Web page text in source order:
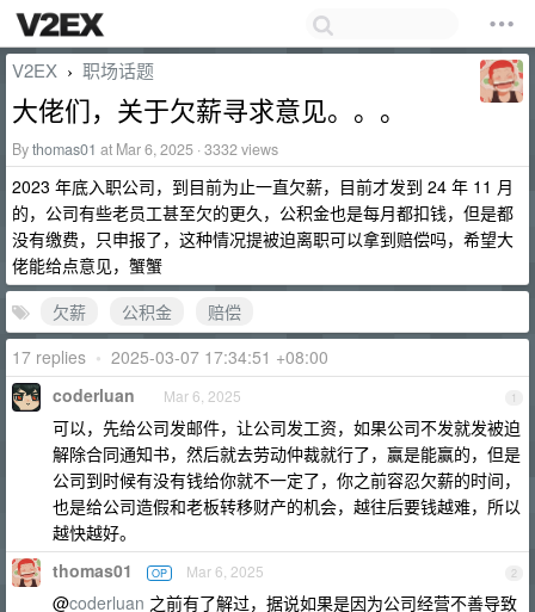
V2EX › 职场话题
大佬们，关于欠薪寻求意见。。。
Bythomas01 at Mar 6, 2025 · 3332 views
2023 年底入职公司，到目前为止一直欠薪，目前才发到 24 年 11 月
的，公司有些老员工甚至欠的更久，公积金也是每月都扣钱，但是都
没有缴费，只申报了，这种情况提被迫离职可以拿到赔偿吗，希望大
佬能给点意见，蟹蟹
欠薪
公积金
赔偿
17 replies • 2025-03-07 17:34:51 +08:00
1
coderluan Mar 6, 2025
可以，先给公司发邮件，让公司发工资，如果公司不发就发被迫
解除合同通知书，然后就去劳动仲裁就行了，赢是能赢的，但是
公司到时候有没有钱给你就不一定了，你之前容忍欠薪的时间，
也是给公司造假和老板转移财产的机会，越往后要钱越难，所以
越快越好。
2
thomas01 OP Mar 6, 2025
@coderluan 之前有了解过，据说如果是因为公司经营不善导致